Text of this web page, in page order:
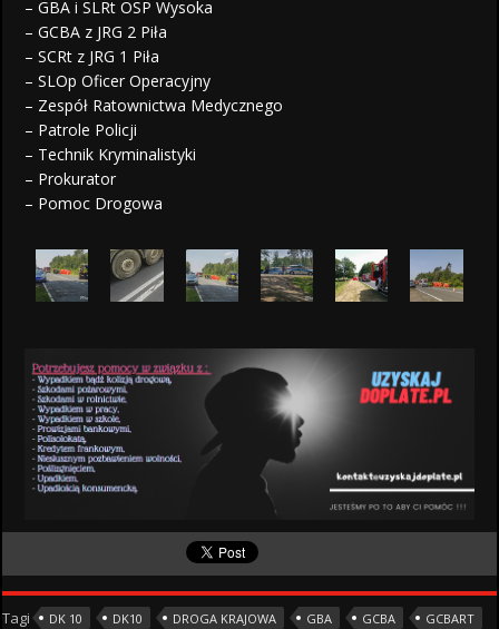
– GBA i SLRt OSP Wysoka
– GCBA z JRG 2 Piła
– SCRt z JRG 1 Piła
– SLOp Oficer Operacyjny
– Zespół Ratownictwa Medycznego
– Patrole Policji
– Technik Kryminalistyki
– Prokurator
– Pomoc Drogowa
Tagi DK 10 DK10 DROGA KRAJOWA GBA GCBA
GCBART